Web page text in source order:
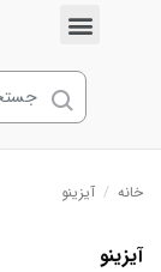
خانه / آیزینو
آیزینو